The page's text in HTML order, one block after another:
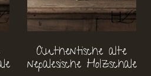
Authentische alte
nepalesische Holzschale